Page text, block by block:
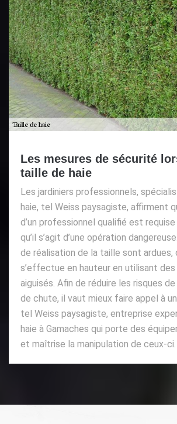
Les mesures de sécurité
taille de haie
Les jardiniers professionnels,
haie, tel Weiss paysagiste, affirment
d’un professionnel qualifié est
qu’il s’agit d’une opération
de réalisation de la taille sont ardues,
s’effectue en hauteur en utilisant
aiguisés. Afin de réduire les risques
de chute, il vaut mieux faire appel à
tel Weiss paysagiste, entreprise
haie à Gamaches qui porte des
et maîtrise la manipulation de ceux-ci.